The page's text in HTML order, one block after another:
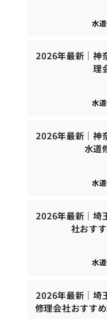
水
2026年最新｜神
理
水
2026年最新｜神
水道
水
2026年最新｜埼
社おす
水
2026年最新｜埼
修理会社おすす